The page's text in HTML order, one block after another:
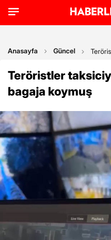
Anasayfa Güncel
Teröristler
bagaja koymuş